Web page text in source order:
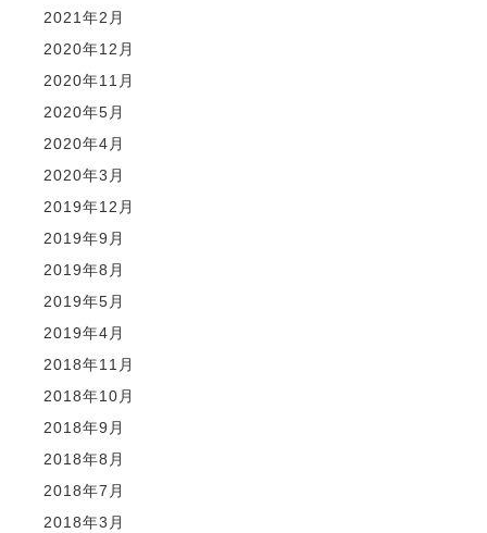
2021年2月
2020年12月
2020年11月
2020年5月
2020年4月
2020年3月
2019年12月
2019年9月
2019年8月
2019年5月
2019年4月
2018年11月
2018年10月
2018年9月
2018年8月
2018年7月
2018年3月